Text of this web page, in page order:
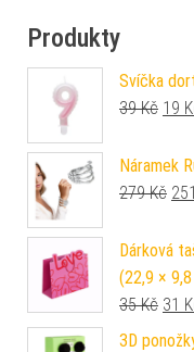
Produkty
Svíčka
39Kč 19
Náramek
279Kč 251
Dárková
(22,9 ×
35Kč 31
3D